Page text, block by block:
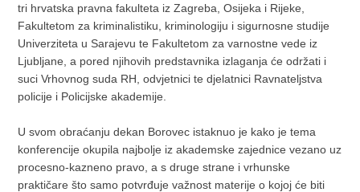
tri hrvatska pravna fakulteta iz Zagreba, Osijeka i Rijeke,
Fakultetom za kriminalistiku, kriminologiju i sigurnosne studije
Univerziteta u Sarajevu te Fakultetom za varnostne vede iz
Ljubljane, a pored njihovih predstavnika izlaganja će održati i
suci Vrhovnog suda RH, odvjetnici te djelatnici Ravnateljstva
policije i Policijske akademije.
U svom obraćanju dekan Borovec istaknuo je kako je tema
konferencije okupila najbolje iz akademske zajednice vezano uz
procesno-kazneno pravo, a s druge strane i vrhunske
praktičare što samo potvrđuje važnost materije o kojoj će biti